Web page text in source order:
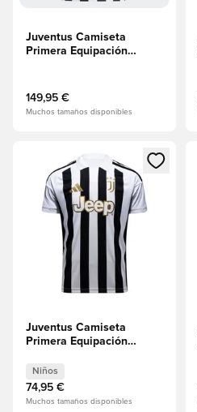
Juventus Camiseta
Primera Equipación
149,95 €
Muchos tamaños disponibles
Abre un modal para iniciar
Juventus Camiseta
Primera Equipación
Niños
74,95 €
Muchos tamaños disponibles